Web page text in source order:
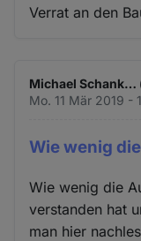
Verrat an den
Michael
Mo. 11 Mär 2019 -
Wie wenig
Wie wenig die
verstanden hat
man hier